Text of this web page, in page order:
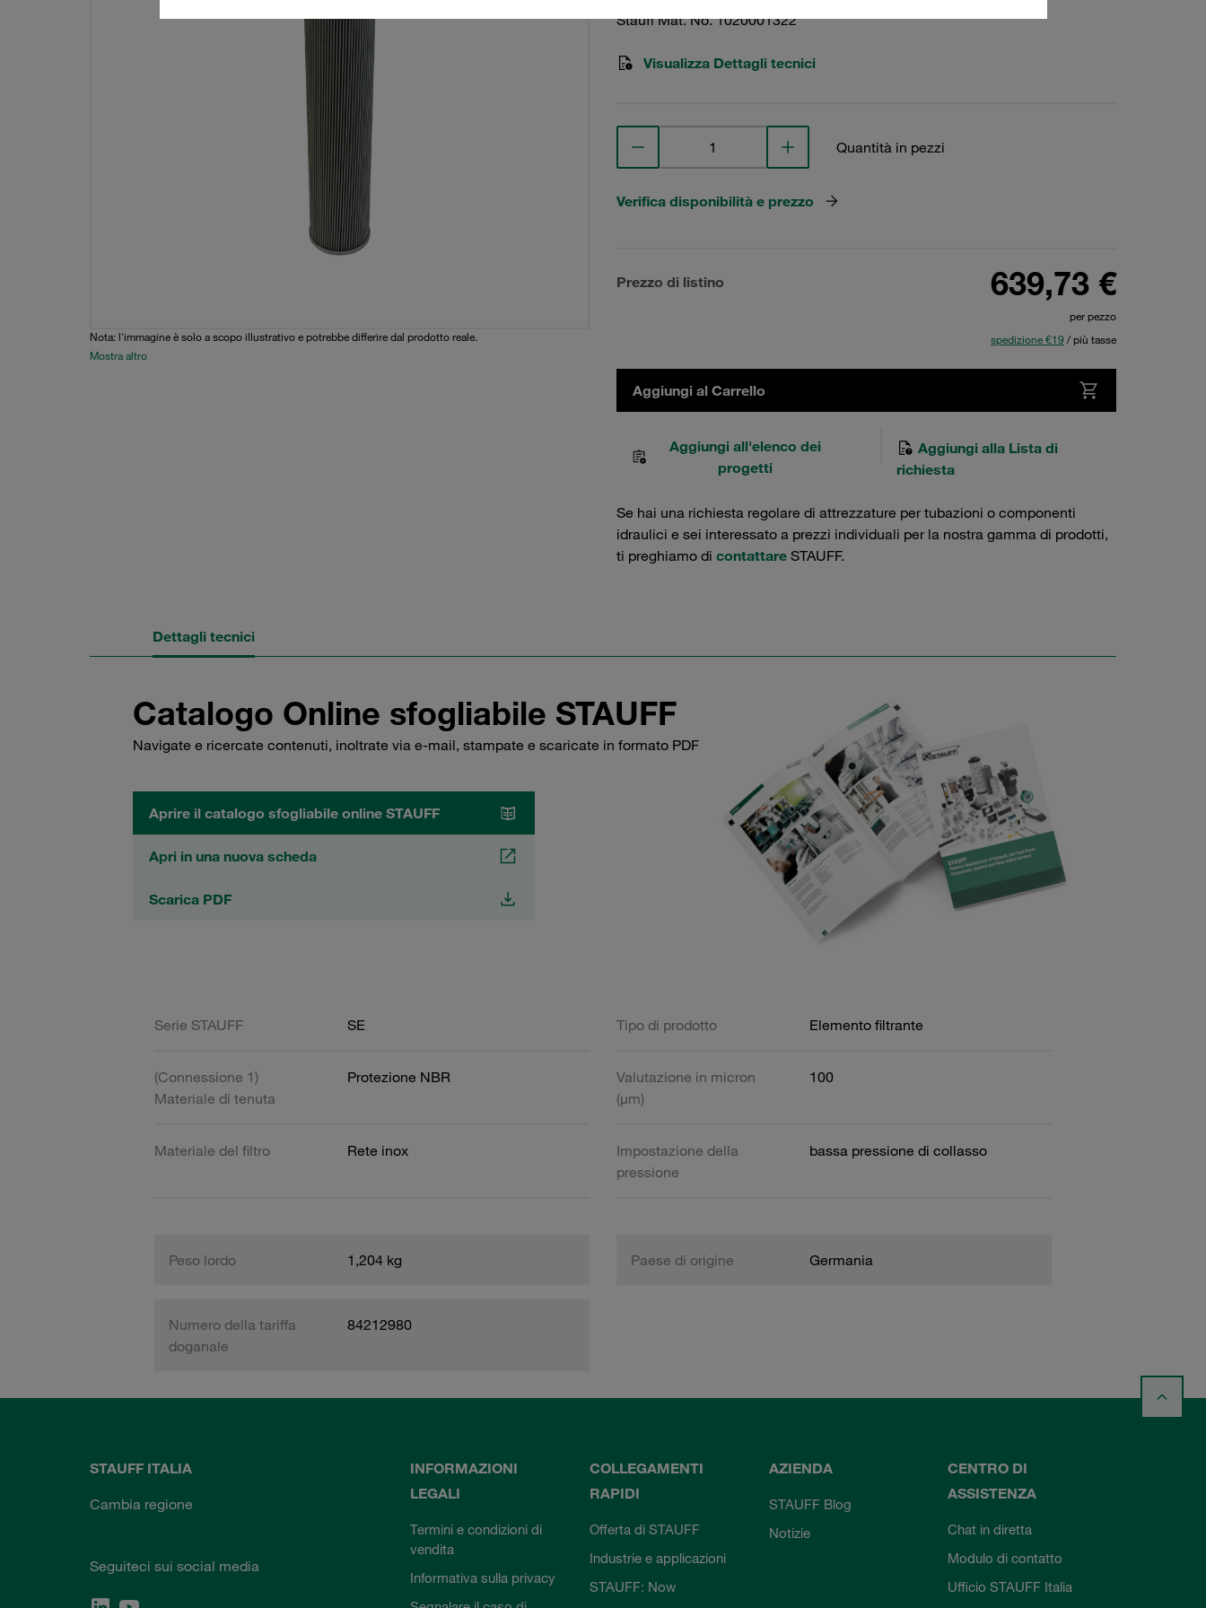
Nota: l'immagine è solo a scopo illustrativo e potrebbe differire dal prodotto reale.
Mostra altro
Stauff Mat. No. 1020001322
Visualizza Dettagli tecnici
Quantità in pezzi
Verifica disponibilità e prezzo
Prezzo di listino 639,73 €
per pezzo
spedizione €19 / più tasse
Aggiungi al Carrello
Aggiungi all'elenco dei
progetti
Aggiungi alla Lista di
richiesta
Se hai una richiesta regolare di attrezzature per tubazioni o componenti
idraulici e sei interessato a prezzi individuali per la nostra gamma di prodotti,
ti preghiamo di contattare STAUFF.
Dettagli tecnici
Catalogo Online sfogliabile STAUFF
Navigate e ricercate contenuti, inoltrate via e-mail, stampate e scaricate in formato PDF
Aprire il catalogo sfogliabile online STAUFF
Apri in una nuova scheda
Scarica PDF
Serie STAUFF SE Tipo di prodotto Elemento filtrante
(Connessione 1)
Materiale di tenuta
Protezione NBR
Valutazione in micron
(µm)
100
Materiale del filtro Rete inox
Impostazione della
pressione
bassa pressione di collasso
Peso lordo 1,204 kg Paese di origine Germania
Numero della tariffa
doganale
84212980
STAUFF ITALIA
Cambia regione
Seguiteci sui social media
INFORMAZIONI
LEGALI
Termini e condizioni di
vendita
Informativa sulla privacy
COLLEGAMENTI
RAPIDI
Offerta di STAUFF
Industrie e applicazioni
STAUFF: Now
AZIENDA
STAUFF Blog
Notizie
CENTRO DI
ASSISTENZA
Chat in diretta
Modulo di contatto
Ufficio STAUFF Italia